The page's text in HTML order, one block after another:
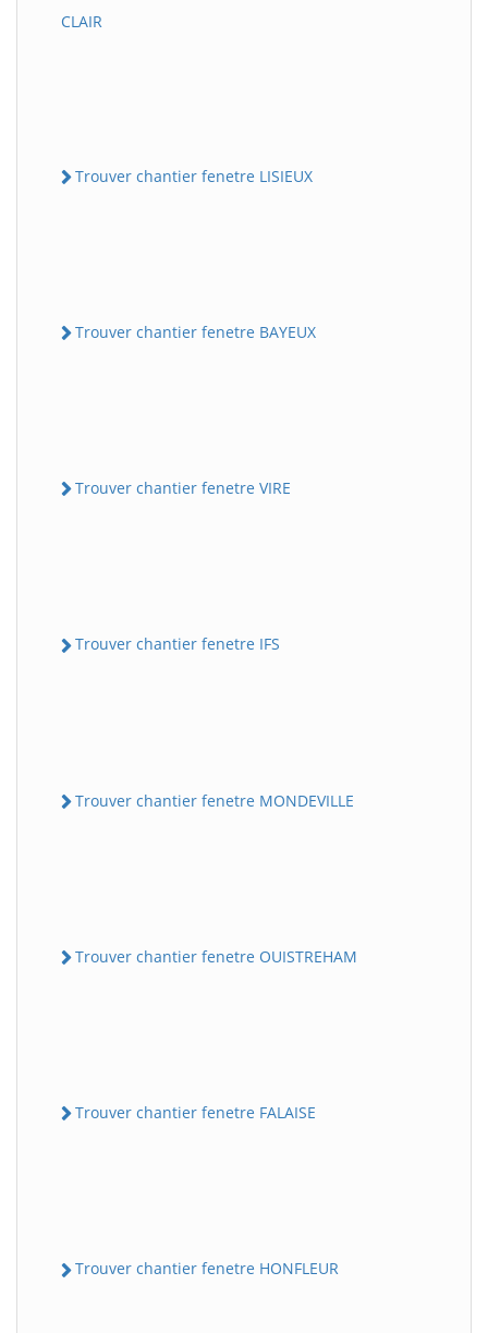
CLAIR
Trouver chantier fenetre LISIEUX
Trouver chantier fenetre BAYEUX
Trouver chantier fenetre VIRE
Trouver chantier fenetre IFS
Trouver chantier fenetre MONDEVILLE
Trouver chantier fenetre OUISTREHAM
Trouver chantier fenetre FALAISE
Trouver chantier fenetre HONFLEUR